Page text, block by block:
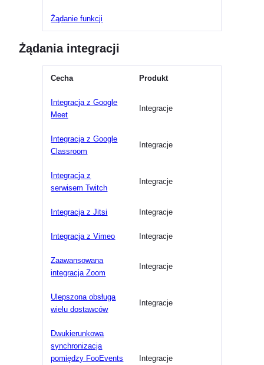
Żądanie funkcji
Żądania integracji
Cecha Produkt
Integracja z Google
Meet
Integracje
Integracja z Google
Classroom
Integracje
Integracja z
serwisem Twitch
Integracje
Integracja z Jitsi Integracje
Integracja z Vimeo Integracje
Zaawansowana
integracja Zoom
Integracje
Ulepszona obsługa
wielu dostawców
Integracje
Dwukierunkowa
synchronizacja
pomiędzy FooEvents
Integracje